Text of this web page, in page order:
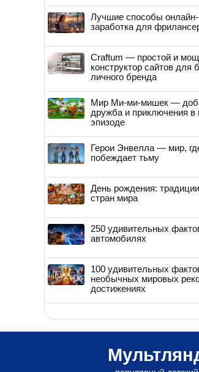
Лучшие способы онлайн-
заработка для
Craftum — простой и
конструктор сайтов для
личного бренда
Мир Ми-ми-мишек —
дружба и приключения в
эпизоде
Герои Энвелла — мир,
побеждает тьму
День рождения:
стран мира
250 удивительных
автомобилях
100 удивительных
необычных мировых
достижениях